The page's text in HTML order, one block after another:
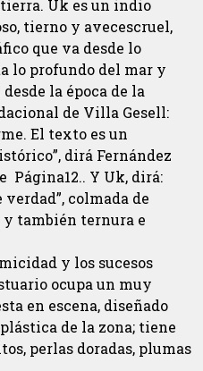
Uk es un indio
tierno y avecescruel,
que va desde lo
lo profundo del mar y
la época de la
de Villa Gesell:
El texto es un
dirá Fernández
Página12.. Y Uk, dirá:
colmada de
también ternura e
y los sucesos
ocupa un muy
en escena, diseñado
de la zona; tiene
perlas doradas, plumas